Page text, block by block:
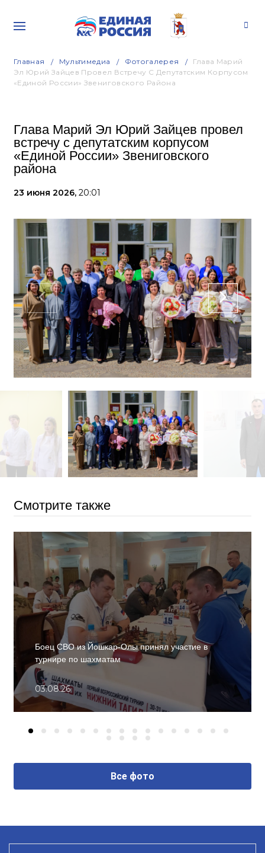
Главная Мультимедиа Фотогалерея
Глава Марий
Эл Юрий Зайцев Провел Встречу С Депутатским Корпусом
«Единой России» Звениговского Района
Глава Марий Эл Юрий Зайцев провел
встречу с депутатским корпусом
«Единой России» Звениговского
района
23 июня 2026, 20:01
Смотрите также
Боец СВО из Йошкар-Олы принял участие в
турнире по шахматам
03.08.26
Все фото